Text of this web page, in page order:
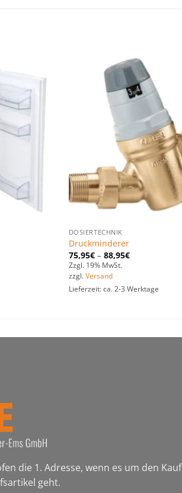
Zu den
Favoriten
hinzufügen
DOSIERTECHNIK
Druckminderer
75,95€– 88,95€
Zzgl. 19% MwSt.
zzgl. Versand
Lieferzeit: ca. 2-3 Werktage
die 1. Adresse, wenn es um den Kauf
geht.